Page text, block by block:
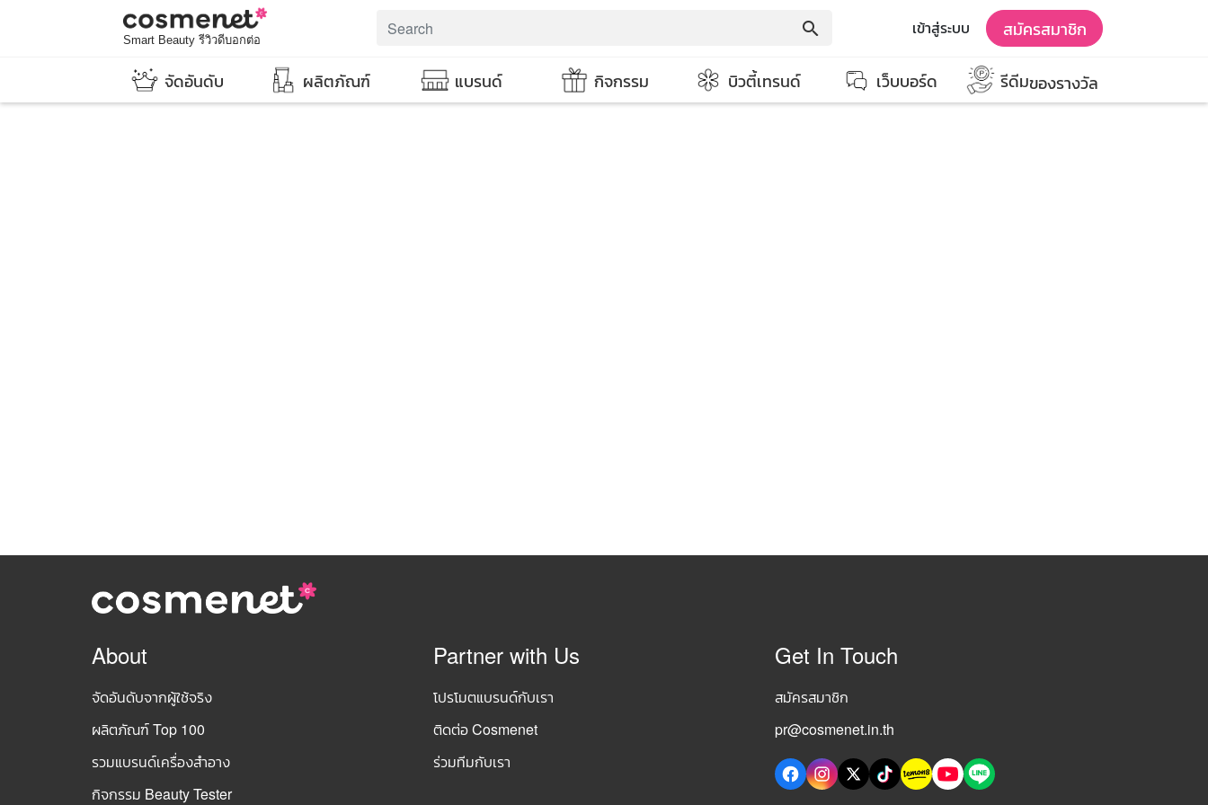
Smart Beauty รีวิวดีบอกต่อ
search เข้าสู่ระบบ สมัครสมาชิก
จัดอันดับ ผลิตภัณฑ์ แบรนด์ กิจกรรม บิวตี้เทรนด์ เว็บบอร์ด รีดีมของรางวัล
About
จัดอันดับจากผู้ใช้จริง
ผลิตภัณฑ์ Top 100
รวมแบรนด์เครื่องสำอาง
กิจกรรม Beauty Tester
Partner with Us
โปรโมตแบรนด์กับเรา
ติดต่อ Cosmenet
ร่วมทีมกับเรา
Get In Touch
สมัครสมาชิก
pr@cosmenet.in.th